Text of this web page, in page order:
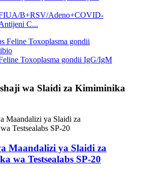
FIUA/B+RSV/Adeno+COVID-
C...
Toxoplasma gondii IgG/IgM
wa Slaidi za Kimiminika
Maandalizi ya Slaidi za
wa Testsealabs SP-20